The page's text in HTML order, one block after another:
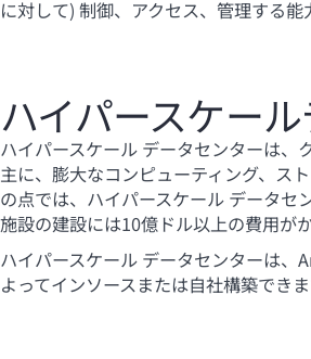
に対して) 制御、アクセス、管理する
ハイパースケー
ハイパースケール データセンターは、
主に、膨大なコンピューティング、ス
の点では、ハイパースケール データセ
施設の建設には10億ドル以上の費用が
ハイパースケール データセンターは
よってインソースまたは自社構築できま